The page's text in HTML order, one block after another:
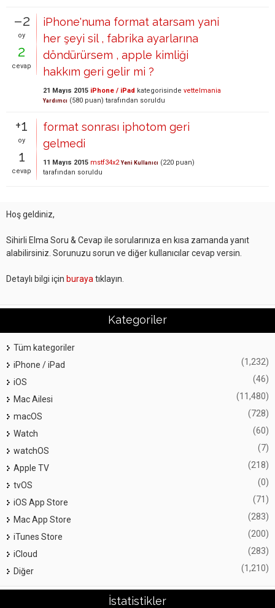
–2
oy
2
cevap
iPhone'numa format atarsam yani
her şeyi sil , fabrika ayarlarına
döndürürsem , apple kimliği
hakkım geri gelir mi ?
21 Mayıs 2015 iPhone / iPad kategorisinde vettelmania
Yardımcı (580 puan) tarafından soruldu
+1
oy
1
cevap
format sonrası iphotom geri
gelmedi
11 Mayıs 2015 mstf34x2 Yeni Kullanıcı (220 puan)
tarafından soruldu
Hoş geldiniz,
Sihirli Elma Soru & Cevap ile sorularınıza en kısa zamanda yanıt
alabilirsiniz. Sorunuzu sorun ve diğer kullanıcılar cevap versin.
Detaylı bilgi için buraya tıklayın.
Kategoriler
Tüm kategoriler
iPhone / iPad
(1,232)
iOS (46)
Mac Ailesi (11,480)
macOS (728)
Watch (60)
watchOS (7)
Apple TV (218)
tvOS (0)
iOS App Store (71)
Mac App Store (283)
iTunes Store (200)
iCloud (283)
Diğer (1,210)
İstatistikler